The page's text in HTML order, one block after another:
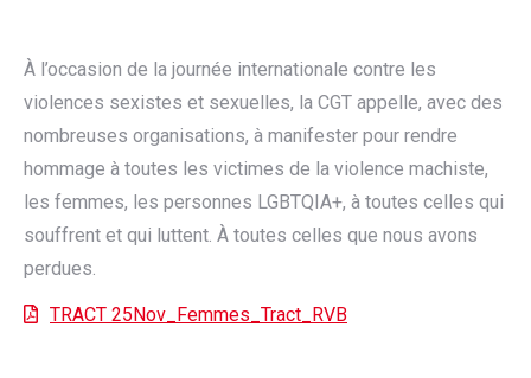
À l’occasion de la journée internationale contre les
violences sexistes et sexuelles, la CGT appelle, avec des
nombreuses organisations, à manifester pour rendre
hommage à toutes les victimes de la violence machiste,
les femmes, les personnes LGBTQIA+, à toutes celles qui
souffrent et qui luttent. À toutes celles que nous avons
perdues.
TRACT 25Nov_Femmes_Tract_RVB